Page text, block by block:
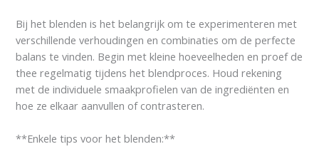
Bij het blenden is het belangrijk om te experimenteren met
verschillende verhoudingen en combinaties om de perfecte
balans te vinden. Begin met kleine hoeveelheden en proef de
thee regelmatig tijdens het blendproces. Houd rekening
met de individuele smaakprofielen van de ingrediënten en
hoe ze elkaar aanvullen of contrasteren.
**Enkele tips voor het blenden:**